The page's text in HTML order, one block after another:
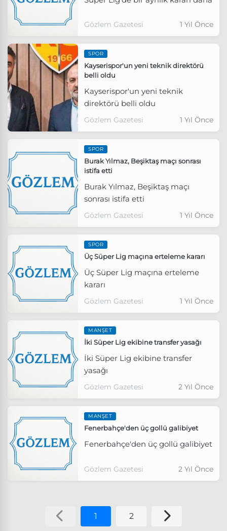
Gözlem Gazetesi 1 Yıl Önce
SPOR
Kayserispor'un yeni teknik direktörü
belli oldu
Kayserispor'un yeni teknik
direktörü belli oldu
Gözlem Gazetesi 1 Yıl Önce
SPOR
Burak Yılmaz, Beşiktaş maçı sonrası
istifa etti
Burak Yılmaz, Beşiktaş maçı
sonrası istifa etti
Gözlem Gazetesi 1 Yıl Önce
SPOR
Üç Süper Lig maçına erteleme kararı
Üç Süper Lig maçına erteleme
kararı
Gözlem Gazetesi 1 Yıl Önce
MANŞET
İki Süper Lig ekibine transfer yasağı
İki Süper Lig ekibine transfer
yasağı
Gözlem Gazetesi 2 Yıl Önce
MANŞET
Fenerbahçe'den üç gollü galibiyet
Fenerbahçe'den üç gollü galibiyet
Gözlem Gazetesi 2 Yıl Önce
1 2